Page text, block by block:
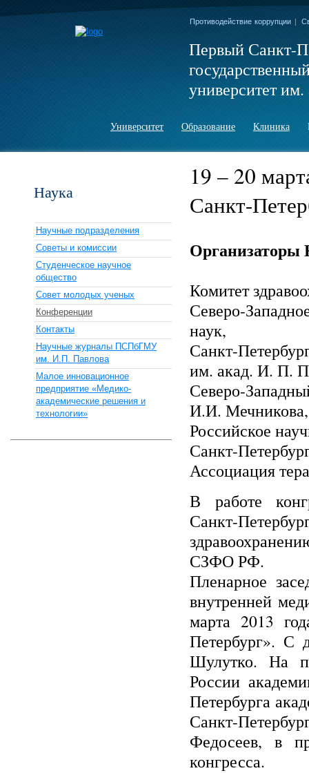
Противодействие коррупции |
Первый Санкт-
университет
Университет Образование Клиника
19 – 20
Санкт-
Организаторы
Комитет
Северо-
наук,
Санкт-
им. акад. И. П.
Северо-
И.И.
Российское
Санкт-
Ассоциация
В работе
Санкт-
СЗФО РФ.
Пленарное
внутренней
марта 2013
Петербург». С
Шулутко. На
России
Петербурга
Санкт-
Федосеев, в
конгресса.
Наука
Научные подразделения
Советы и комиссии
Студенческое научное
общество
Совет молодых ученых
Конференции
Контакты
Научные журналы ПСПбГМУ
им. И.П. Павлова
Малое инновационное
предприятие «Медико-
академические решения и
технологии»